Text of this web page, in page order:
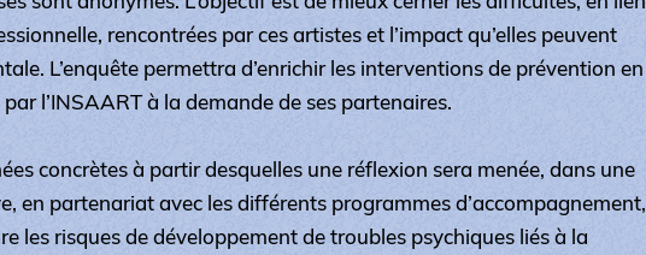
rencontrées par ces artistes et l’impact qu’elles peuvent
L’enquête permettra d’enrichir les interventions de prévention en
l’INSAART à la demande de ses partenaires.
concrètes à partir desquelles une réflexion sera menée, dans une
en partenariat avec les différents programmes d’accompagnement,
les risques de développement de troubles psychiques liés à la